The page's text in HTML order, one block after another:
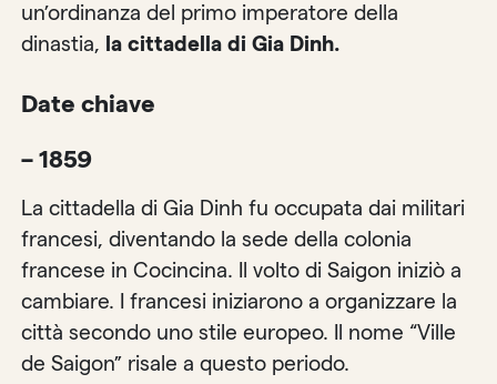
un’ordinanza del primo imperatore della
dinastia, la cittadella di Gia Dinh.
Date chiave
– 1859
La cittadella di Gia Dinh fu occupata dai militari
francesi, diventando la sede della colonia
francese in Cocincina. Il volto di Saigon iniziò a
cambiare. I francesi iniziarono a organizzare la
città secondo uno stile europeo. Il nome “Ville
de Saigon” risale a questo periodo.